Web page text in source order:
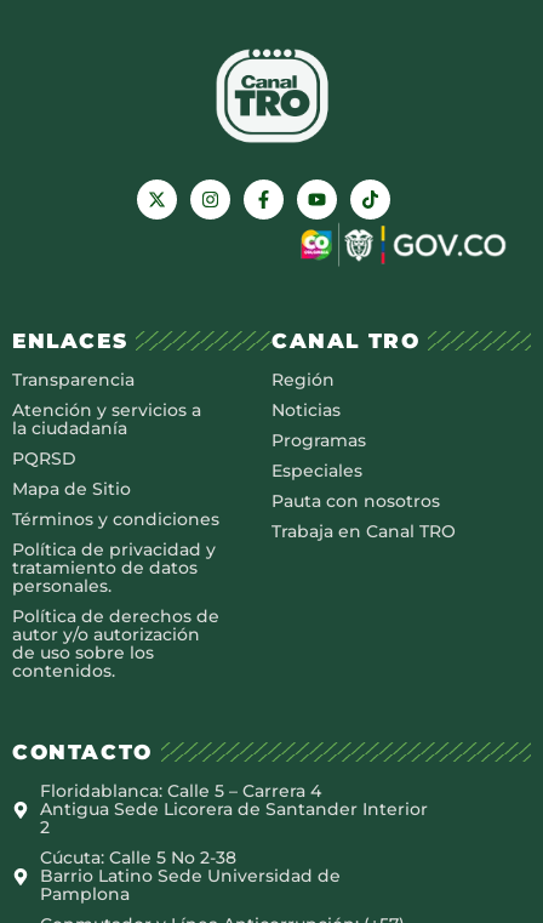
ENLACES
Transparencia
Atención y servicios a
la ciudadanía
PQRSD
Mapa de Sitio
Términos y condiciones
Política de privacidad y
tratamiento de datos
personales.
Política de derechos de
autor y/o autorización
de uso sobre los
contenidos.
CANAL TRO
Región
Noticias
Programas
Especiales
Pauta con nosotros
Trabaja en Canal TRO
CONTACTO
Floridablanca: Calle 5 – Carrera 4
Antigua Sede Licorera de Santander Interior
2
Cúcuta: Calle 5 No 2-38
Barrio Latino Sede Universidad de
Pamplona